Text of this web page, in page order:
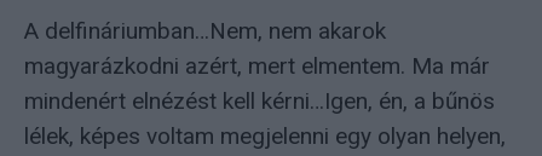
A delfináriumban…Nem, nem akarok
magyarázkodni azért, mert elmentem. Ma már
mindenért elnézést kell kérni…Igen, én, a bűnös
lélek, képes voltam megjelenni egy olyan helyen,